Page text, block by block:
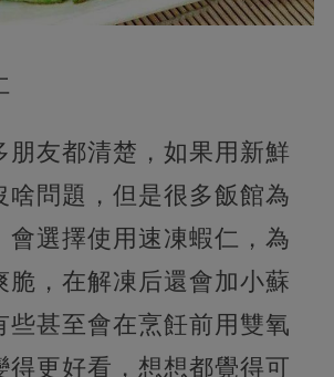
朋友都清楚，如果用新鮮
啥問題，但是很多飯館為
會選擇使用速凍蝦仁，為
脆，在解凍后還會加小蘇
些甚至會在烹飪前用雙氧
得更好看，想想都覺得可